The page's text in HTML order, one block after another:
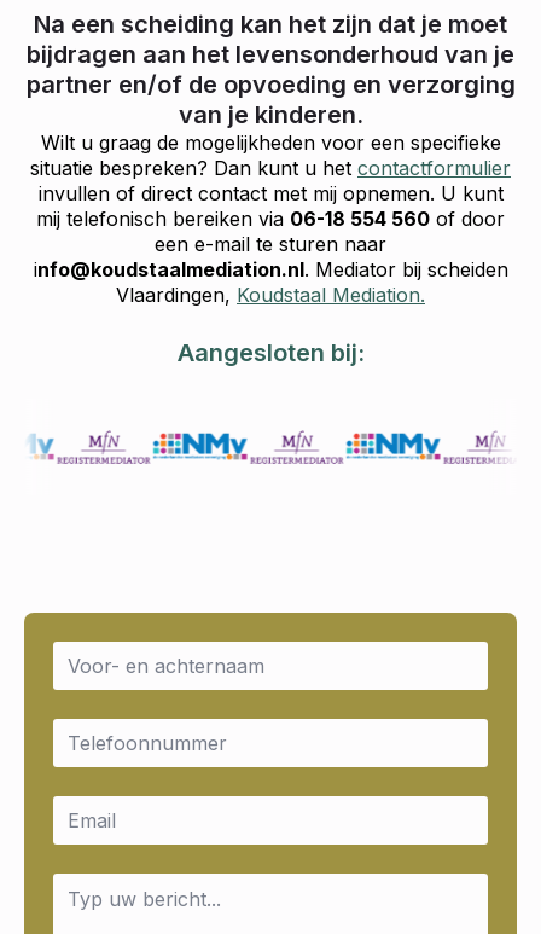
Na een scheiding kan het zijn dat je moet
bijdragen aan het levensonderhoud van je
partner en/of de opvoeding en verzorging
van je kinderen.
Wilt u graag de mogelijkheden voor een specifieke
situatie bespreken? Dan kunt u het contactformulier
invullen of direct contact met mij opnemen. U kunt
mij telefonisch bereiken via 06-18 554 560 of door
een e-mail te sturen naar
info@koudstaalmediation.nl. Mediator bij scheiden
Vlaardingen, Koudstaal Mediation.
Aangesloten bij:
Name
Email
Email
Message